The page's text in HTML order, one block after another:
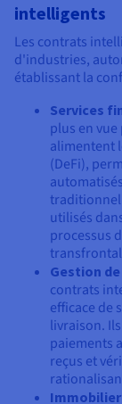
intelligents
Les contrats
d'industries,
établissant la
Services
plus en
alimentent
(DeFi),
utilisés
processus
Gestion
contrats
efficace de
livraison.
paiements
reçus et
Immobilier